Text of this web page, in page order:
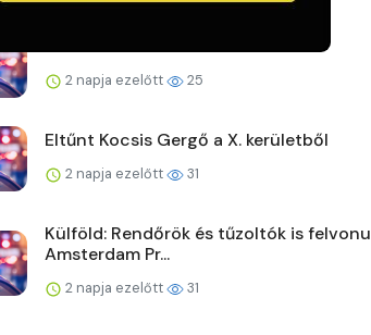
Befektetési csalás távoli eléréssel
2 napja ezelőtt 25
Eltűnt Kocsis Gergő a X. kerületből
2 napja ezelőtt 31
Külföld: Rendőrök és tűzoltók is
Amsterdam Pr...
2 napja ezelőtt 31